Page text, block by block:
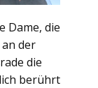
Dame, die
der
die
berührt